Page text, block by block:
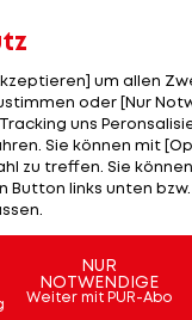
viele
nun regnerischen
Patrik Mijic bringt
den Ball
Radlinger in
der Wiener
um allen
oder [Nur
uns
Sie können mit
zu treffen. Sie
links unten bzw.
NUR
NOTWENDIGE
Weiter mit PUR-Abo